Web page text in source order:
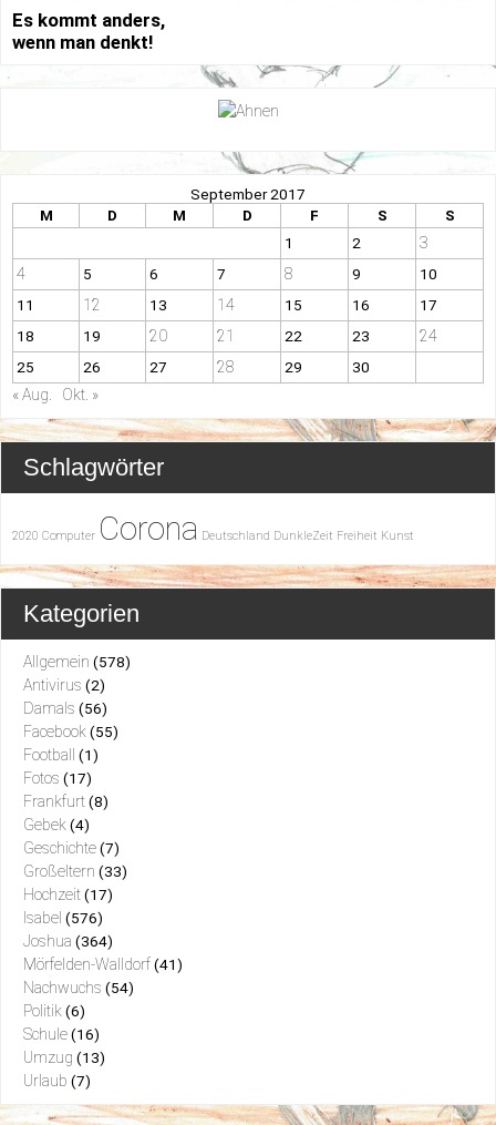
Es kommt anders,
wenn man denkt!
September 2017
M
D M D F S
S
1
2
3
4
5 6 7 8 9
10
11
12 13 14 15 16
17
18
19 20 21 22 23 24
25 26 27 28 29 30
« Aug. Okt. »
Schlagwörter
2020 Computer Corona Deutschland DunkleZeit Freiheit Kunst
Kategorien
Allgemein (578)
Antivirus (2)
Damals (56)
Facebook (55)
Football (1)
Fotos (17)
Frankfurt (8)
Gebek (4)
Geschichte (7)
Großeltern (33)
Hochzeit (17)
Isabel (576)
Joshua (364)
Mörfelden-Walldorf (41)
Nachwuchs (54)
Politik (6)
Schule (16)
Umzug (13)
Urlaub (7)